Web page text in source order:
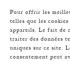
Pour offrir les
telles que les
appareils. Le fait de
traiter des données
uniques sur ce site.
consentement peut
RATTAN,